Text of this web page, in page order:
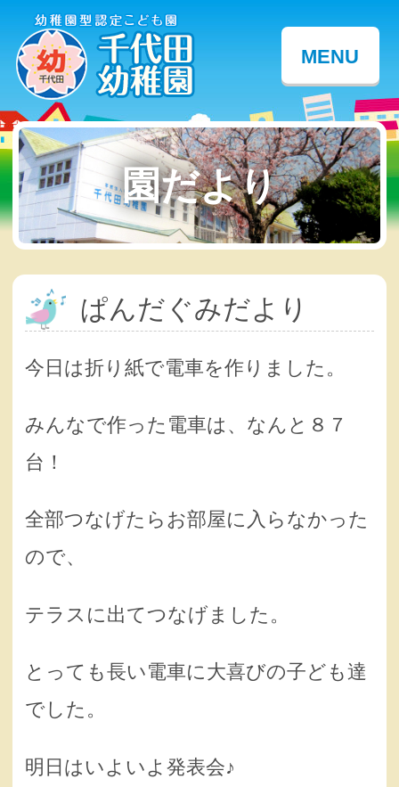
MENU
園だより
ぱんだぐみだより
今日は折り紙で電車を作りました。
みんなで作った電車は、なんと８７
台！
全部つなげたらお部屋に入らなかった
ので、
テラスに出てつなげました。
とっても長い電車に大喜びの子ども達
でした。
明日はいよいよ発表会♪